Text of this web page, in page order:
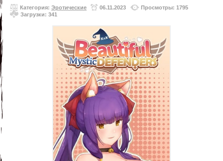
Категория: Эротические 06.11.2023
Просмотры: 1795
Загрузки: 341